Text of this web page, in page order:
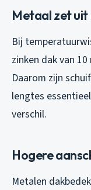
Metaal zet
Bij
zinken dak van
Daarom zijn
lengtes
verschil.
Hogere
Metalen